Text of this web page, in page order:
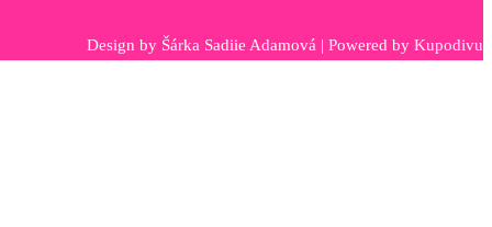
Design by Šárka Sadiie Adamová | Powered by Kupodivu